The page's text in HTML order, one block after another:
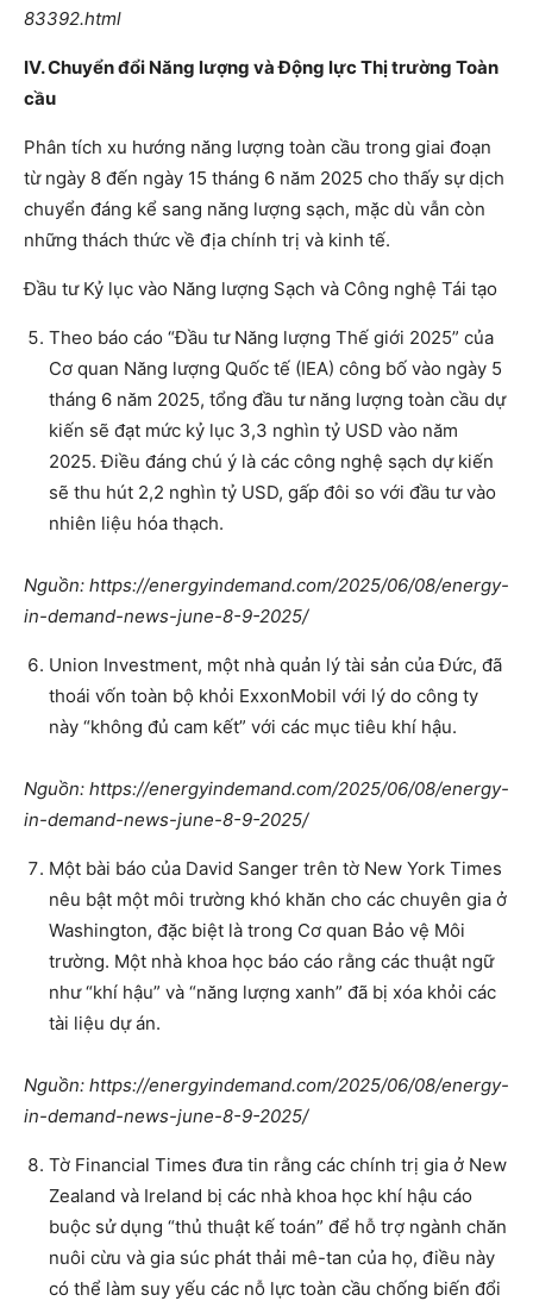
83392.html
IV. Chuyển đổi Năng lượng và Động lực Thị trường Toàn
cầu
Phân tích xu hướng năng lượng toàn cầu trong giai đoạn
từ ngày 8 đến ngày 15 tháng 6 năm 2025 cho thấy sự dịch
chuyển đáng kể sang năng lượng sạch, mặc dù vẫn còn
những thách thức về địa chính trị và kinh tế.
Đầu tư Kỷ lục vào Năng lượng Sạch và Công nghệ Tái tạo
Theo báo cáo “Đầu tư Năng lượng Thế giới 2025” của
Cơ quan Năng lượng Quốc tế (IEA) công bố vào ngày 5
tháng 6 năm 2025, tổng đầu tư năng lượng toàn cầu dự
kiến sẽ đạt mức kỷ lục 3,3 nghìn tỷ USD vào năm
2025. Điều đáng chú ý là các công nghệ sạch dự kiến
sẽ thu hút 2,2 nghìn tỷ USD, gấp đôi so với đầu tư vào
nhiên liệu hóa thạch.
Nguồn: https://energyindemand.com/2025/06/08/energy-
in-demand-news-june-8-9-2025/
Union Investment, một nhà quản lý tài sản của Đức, đã
thoái vốn toàn bộ khỏi ExxonMobil với lý do công ty
này “không đủ cam kết” với các mục tiêu khí hậu.
Nguồn: https://energyindemand.com/2025/06/08/energy-
in-demand-news-june-8-9-2025/
Một bài báo của David Sanger trên tờ New York Times
nêu bật một môi trường khó khăn cho các chuyên gia ở
Washington, đặc biệt là trong Cơ quan Bảo vệ Môi
trường. Một nhà khoa học báo cáo rằng các thuật ngữ
như “khí hậu” và “năng lượng xanh” đã bị xóa khỏi các
tài liệu dự án.
Nguồn: https://energyindemand.com/2025/06/08/energy-
in-demand-news-june-8-9-2025/
Tờ Financial Times đưa tin rằng các chính trị gia ở New
Zealand và Ireland bị các nhà khoa học khí hậu cáo
buộc sử dụng “thủ thuật kế toán” để hỗ trợ ngành chăn
nuôi cừu và gia súc phát thải mê-tan của họ, điều này
có thể làm suy yếu các nỗ lực toàn cầu chống biến đổi